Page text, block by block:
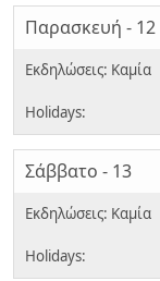
Παρασκευή - 12
Σάββατο - 13